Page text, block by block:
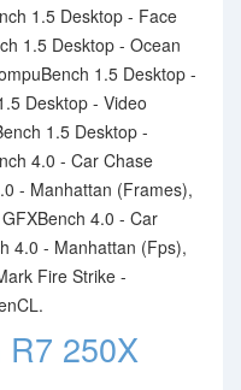
1.5 Desktop - Face
1.5 Desktop - Ocean
1.5 Desktop -
Desktop - Video
1.5 Desktop -
4.0 - Car Chase
- Manhattan (Frames),
4.0 - Car
4.0 - Manhattan (Fps),
Fire Strike -
250X